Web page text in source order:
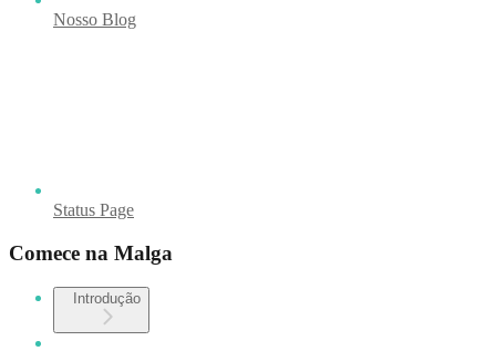
Nosso Blog
Status Page
Comece na Malga
Introdução